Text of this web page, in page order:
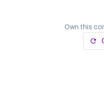
Own this
refresh